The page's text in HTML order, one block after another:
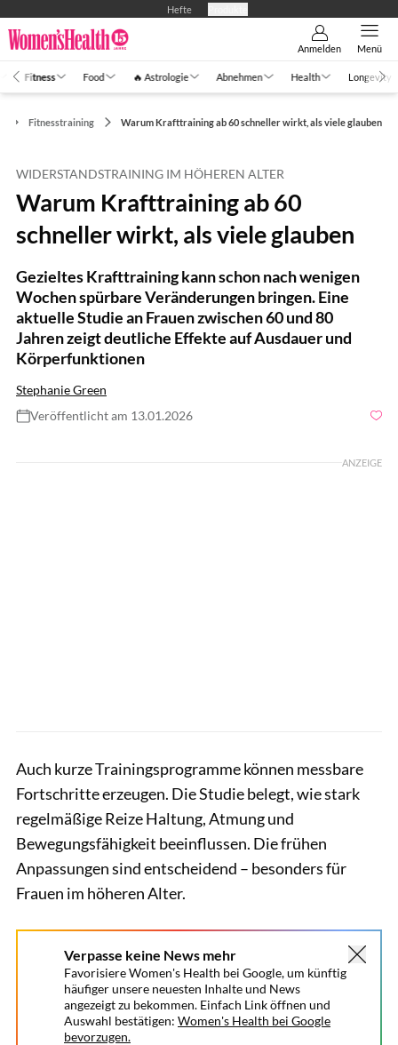
Hefte
Anmelden Menü
Fitness Food 🔥 Astrologie Abnehmen Health Longevity
Fitnesstraining Warum Krafttraining ab 60 schneller wirkt, als viele glauben
WIDERSTANDSTRAINING IM HÖHEREN ALTER
Warum Krafttraining ab 60
schneller wirkt, als viele glauben
Gezieltes Krafttraining kann schon nach wenigen
Wochen spürbare Veränderungen bringen. Eine
aktuelle Studie an Frauen zwischen 60 und 80
Jahren zeigt deutliche Effekte auf Ausdauer und
Körperfunktionen
Stephanie Green
Veröffentlicht am 13.01.2026
ANZEIGE
Auch kurze Trainingsprogramme können messbare
Fortschritte erzeugen. Die Studie belegt, wie stark
regelmäßige Reize Haltung, Atmung und
Bewegungsfähigkeit beeinflussen. Die frühen
Anpassungen sind entscheidend – besonders für
Frauen im höheren Alter.
Verpasse keine News mehr
Favorisiere Women's Health bei Google, um künftig
häufiger unsere neuesten Inhalte und News
angezeigt zu bekommen. Einfach Link öffnen und
Auswahl bestätigen: Women's Health bei Google
bevorzugen.